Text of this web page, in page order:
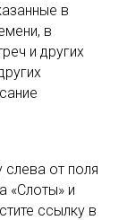
в
в
и других
слева от поля
«Слоты» и
ссылку в